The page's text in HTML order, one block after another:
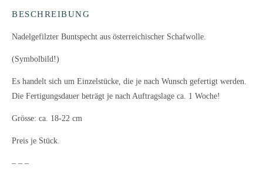
BESCHREIBUNG
Nadelgefilzter Buntspecht aus österreichischer Schafwolle.
(Symbolbild!)
Es handelt sich um Einzelstücke, die je nach Wunsch gefertigt werden.
Die Fertigungsdauer beträgt je nach Auftragslage ca. 1 Woche!
Grösse: ca. 18-22 cm
Preis je Stück.
– – –